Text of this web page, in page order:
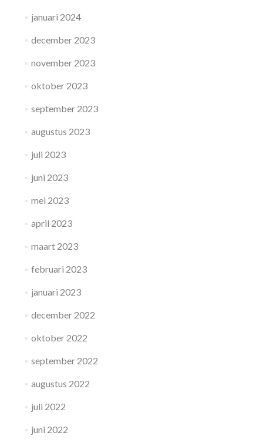
januari 2024
december 2023
november 2023
oktober 2023
september 2023
augustus 2023
juli 2023
juni 2023
mei 2023
april 2023
maart 2023
februari 2023
januari 2023
december 2022
oktober 2022
september 2022
augustus 2022
juli 2022
juni 2022